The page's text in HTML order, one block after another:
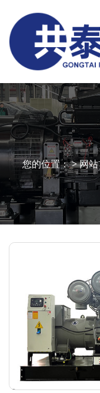
您的位置： >网